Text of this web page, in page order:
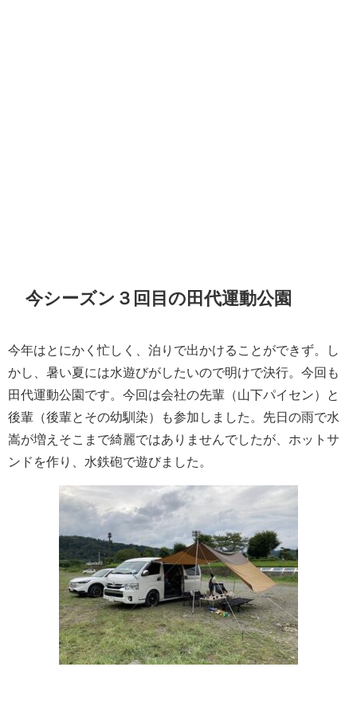
今シーズン３回目の田代運動公園
今年はとにかく忙しく、泊りで出かけることができず。し
かし、暑い夏には水遊びがしたいので明けで決行。今回も
田代運動公園です。今回は会社の先輩（山下パイセン）と
後輩（後輩とその幼馴染）も参加しました。先日の雨で水
嵩が増えそこまで綺麗ではありませんでしたが、ホットサ
ンドを作り、水鉄砲で遊びました。